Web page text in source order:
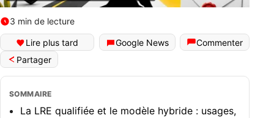
3 min de lecture
Lire plus tard Google News
Commenter
Partager
SOMMAIRE
La LRE qualifiée et le modèle hybride : usages,